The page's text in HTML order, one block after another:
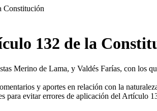
Constitución
132 de la
Merino de Lama, y Valdés Farías, con los
y aportes en relación con la
para evitar errores de aplicación del Artículo